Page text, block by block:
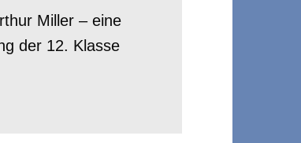
Miller – eine
der 12. Klasse